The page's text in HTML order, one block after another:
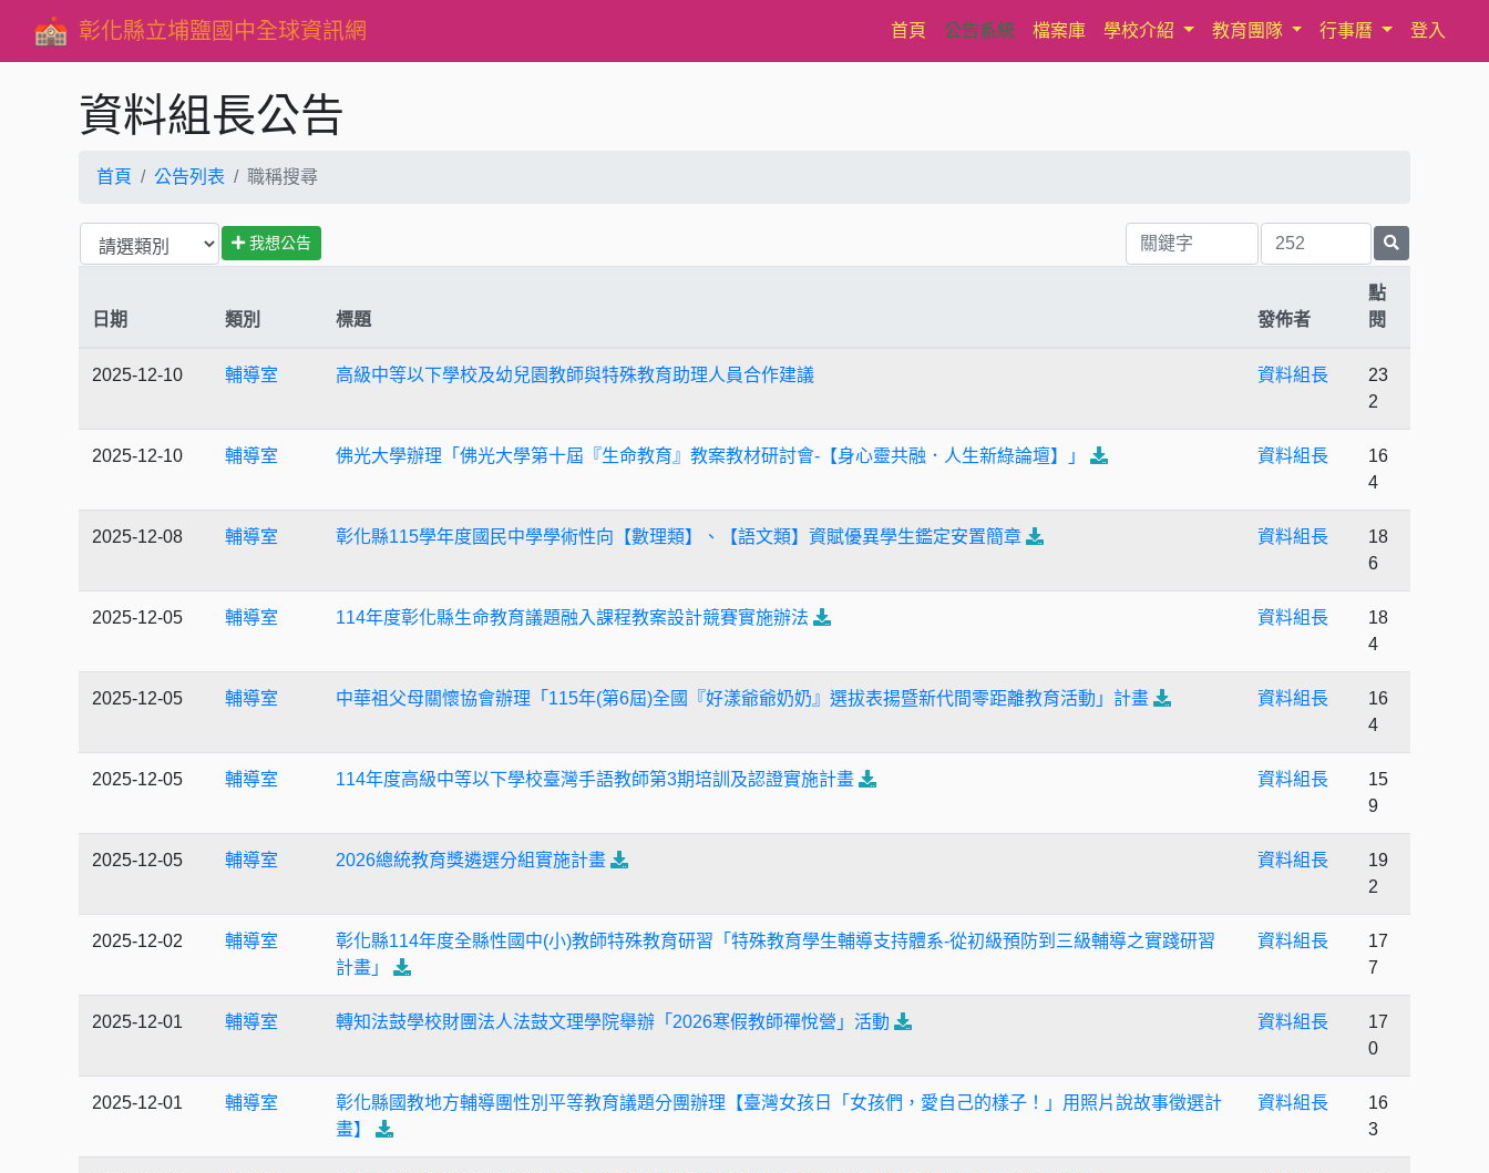
彰化縣立埔鹽國中全球資訊網 首頁(current)
公告系統 檔案庫 學校介紹 教育團隊 行事曆 登入
資料組長公告
首頁 公告列表 職稱搜尋
我想公告
日期 類別 標題 發佈者
點
閱
2025-12-10 輔導室 高級中等以下學校及幼兒園教師與特殊教育助理人員合作建議 資料組長
23
2
2025-12-10 輔導室 佛光大學辦理「佛光大學第十屆『生命教育』教案教材研討會-【身心靈共融．人生新綠論壇】」 資料組長
16
4
2025-12-08 輔導室 彰化縣115學年度國民中學學術性向【數理類】、【語文類】資賦優異學生鑑定安置簡章 資料組長
18
6
2025-12-05 輔導室 114年度彰化縣生命教育議題融入課程教案設計競賽實施辦法 資料組長
18
4
2025-12-05 輔導室 中華祖父母關懷協會辦理「115年(第6屆)全國『好漾爺爺奶奶』選拔表揚暨新代間零距離教育活動」計畫 資料組長
16
4
2025-12-05 輔導室 114年度高級中等以下學校臺灣手語教師第3期培訓及認證實施計畫 資料組長
15
9
2025-12-05 輔導室 2026總統教育獎遴選分組實施計畫 資料組長
19
2
2025-12-02 輔導室
彰化縣114年度全縣性國中(小)教師特殊教育研習「特殊教育學生輔導支持體系-從初級預防到三級輔導之實踐研習
計畫」
資料組長
17
7
2025-12-01 輔導室 轉知法鼓學校財團法人法鼓文理學院舉辦「2026寒假教師禪悅營」活動 資料組長
17
0
2025-12-01 輔導室
彰化縣國教地方輔導團性別平等教育議題分團辦理【臺灣女孩日「女孩們，愛自己的樣子！」用照片說故事徵選計
畫】
資料組長
16
3